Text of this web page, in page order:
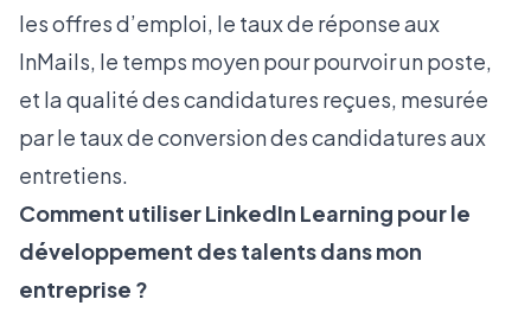
les offres d’emploi, le taux de réponse aux
InMails, le temps moyen pour pourvoir un poste,
et la qualité des candidatures reçues, mesurée
par le taux de conversion des candidatures aux
entretiens.
Comment utiliser LinkedIn Learning pour le
développement des talents dans mon
entreprise ?